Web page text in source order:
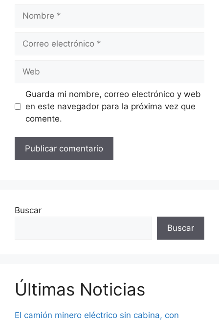
electrónico
Guarda mi nombre, correo electrónico y web
en este navegador para la próxima vez que
comente.
Buscar
Buscar
Últimas Noticias
El camión minero eléctrico sin cabina, con